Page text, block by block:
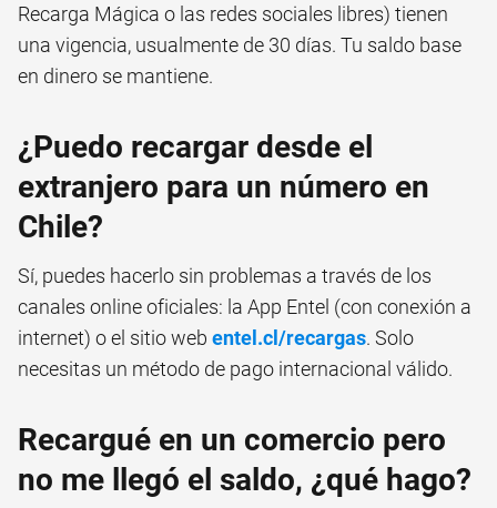
Recarga Mágica o las redes sociales libres) tienen
una vigencia, usualmente de 30 días. Tu saldo base
en dinero se mantiene.
¿Puedo recargar desde el
extranjero para un número en
Chile?
Sí, puedes hacerlo sin problemas a través de los
canales online oficiales: la App Entel (con conexión a
internet) o el sitio web entel.cl/recargas. Solo
necesitas un método de pago internacional válido.
Recargué en un comercio pero
no me llegó el saldo, ¿qué hago?